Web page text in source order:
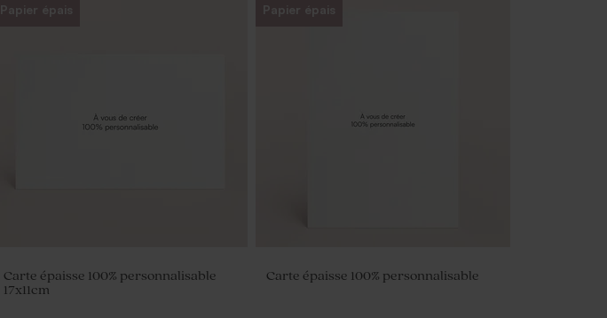
Papier épais
Carte épaisse 100% personnalisable
17x11cm
Papier épais
Carte épaisse 100% personnalisable